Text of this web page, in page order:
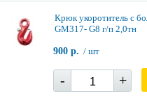
Крюк укоротитель с
GM317- G8 г/п 2,0тн
900 р. / шт
- +